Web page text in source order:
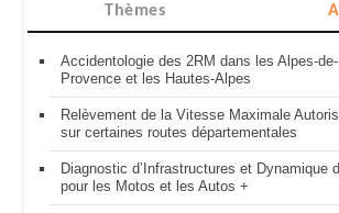
Thèmes
Accidentologie des 2RM dans les Alpes-
Provence et les Hautes-Alpes
Relèvement de la Vitesse Maximale
sur certaines routes départementales
Diagnostic d’Infrastructures et Dynamique
pour les Motos et les Autos +